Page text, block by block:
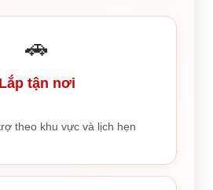
🚗
Lắp tận nơi
theo khu vực và lịch hẹn